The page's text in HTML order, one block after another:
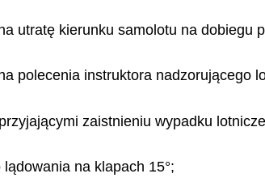
utratę kierunku samolotu na dobiegu
polecenia instruktora nadzorującego
zaistnieniu wypadku
na klapach 15°;